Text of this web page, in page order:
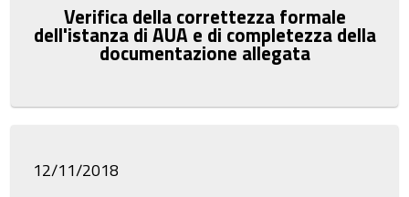
Verifica della correttezza formale
dell'istanza di AUA e di completezza della
documentazione allegata
12/11/2018